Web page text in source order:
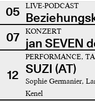
05 LIVE-PODCAST
07
KONZERT
jan SEVEN
12
PERFORMANCE,
SUZI (AT)
Sophie Germanier,
Kenel